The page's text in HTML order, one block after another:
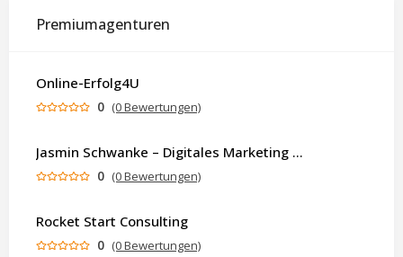
Premiumagenturen
Online-Erfolg4U
0 (0 Bewertungen)
Jasmin Schwanke – Digitales Marketing & KI-gestützte Contenterstellung
0 (0 Bewertungen)
Rocket Start Consulting
0 (0 Bewertungen)